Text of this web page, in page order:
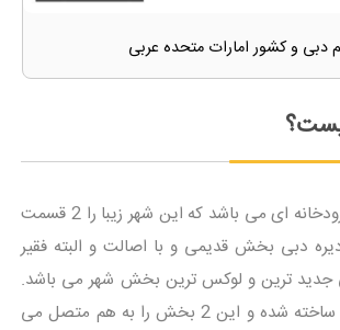
دبی و کشور امارات متحده عربی
در واقع رودخانه ای می باشد که این شهر زیبا را 2 قسمت
دبی بخش قدیمی و با اصالت و البته فقیر
جدید ترین و لوکس ترین بخش شهر می باشد.
یک تونل در زیر آب ساخته شده و این 2 بخش را به هم متصل می